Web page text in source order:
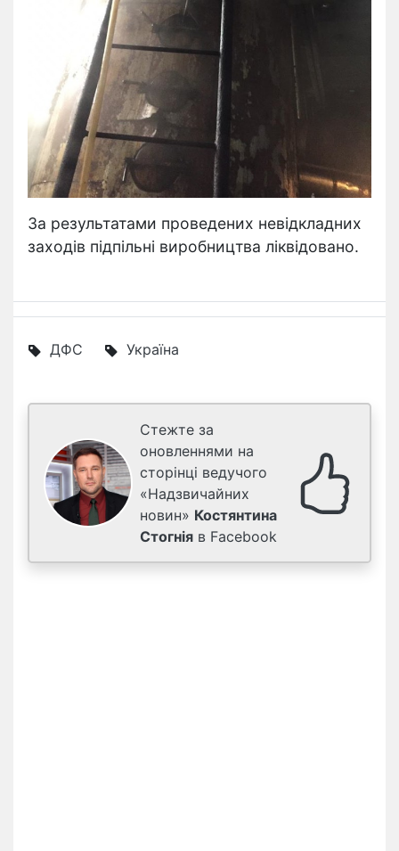
За результатами проведених невідкладних
заходів підпільні виробництва ліквідовано.
ДФС Україна
Стежте за
оновленнями на
сторінці ведучого
«Надзвичайних
новин» Костянтина
Стогнія в Facebook